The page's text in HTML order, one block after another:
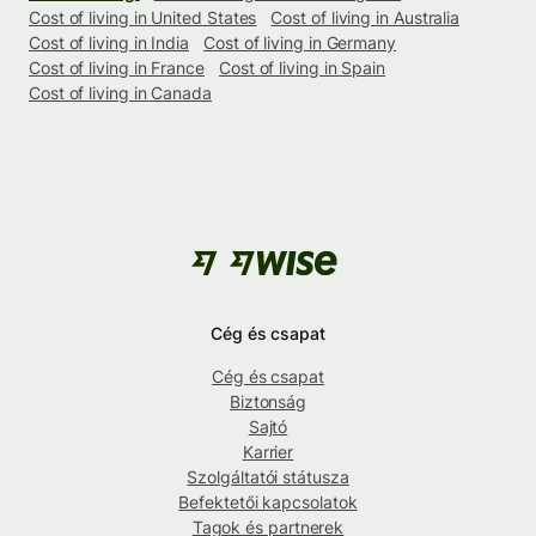
Cost of living in United States
Cost of living in Australia
Cost of living in India
Cost of living in Germany
Cost of living in France
Cost of living in Spain
Cost of living in Canada
Cég és csapat
Cég és csapat
Biztonság
Sajtó
Karrier
Szolgáltatói státusza
Befektetői kapcsolatok
Tagok és partnerek